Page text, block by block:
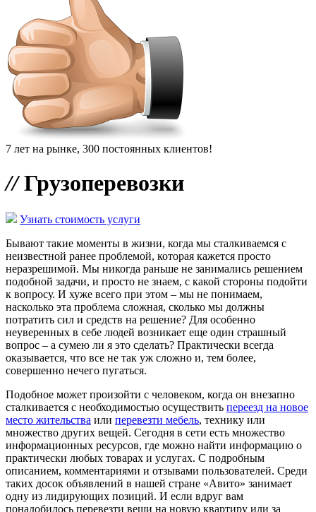
7 лет на рынке, 300 постоянных клиентов!
//Грузоперевозки
Узнать стоимость услуги
Бывают такие моменты в жизни, когда мы сталкиваемся с
неизвестной ранее проблемой, которая кажется просто
неразрешимой. Мы никогда раньше не занимались решением
подобной задачи, и просто не знаем, с какой стороны подойти
к вопросу. И хуже всего при этом – мы не понимаем,
насколько эта проблема сложная, сколько мы должны
потратить сил и средств на решение? Для особенно
неуверенных в себе людей возникает еще один страшный
вопрос – а сумею ли я это сделать? Практически всегда
оказывается, что все не так уж сложно и, тем более,
совершенно нечего пугаться.
Подобное может произойти с человеком, когда он внезапно
сталкивается с необходимостью осуществить переезд на новое
место жительства или перевезти мебель, технику или
множество других вещей. Сегодня в сети есть множество
информационных ресурсов, где можно найти информацию о
практически любых товарах и услугах. С подробным
описанием, комментариями и отзывами пользователей. Среди
таких досок объявлений в нашей стране «Авито» занимает
одну из лидирующих позиций. И если вдруг вам
понадобилось перевезти вещи на новую квартиру или за